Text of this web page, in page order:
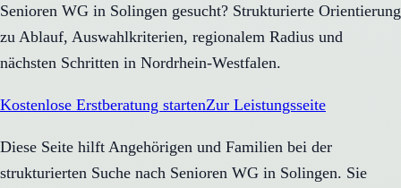
Senioren WG in Solingen gesucht? Strukturierte Orientierung
zu Ablauf, Auswahlkriterien, regionalem Radius und
nächsten Schritten in Nordrhein-Westfalen.
Kostenlose Erstberatung startenZur Leistungsseite
Diese Seite hilft Angehörigen und Familien bei der
strukturierten Suche nach Senioren WG in Solingen. Sie